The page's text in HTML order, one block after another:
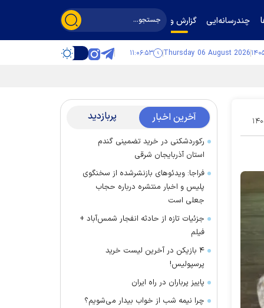
چندرسانه‌ایی گزارش و گفت‌وگو
Thursday 06 August 2026 ۱۱:۰۶:۵۴
۱۱ آخرین اخبار پربازدید
رکوردشکنی در خرید تضمینی گندم
استان آذربایجان شرقی
فراجا: ویدئوهای بازنشرشده از سخنگوی
پلیس و اخبار منتشره درباره حجاب
جعلی است
جزئیات تازه از حادثه انفجار شمس‌آباد +
فیلم
۴ بازیکن در آخرین لیست خرید
پرسپولیس!
پاییز پرباران در راه ایران
چرا نیمه شب از خواب بیدار می‌شویم؟